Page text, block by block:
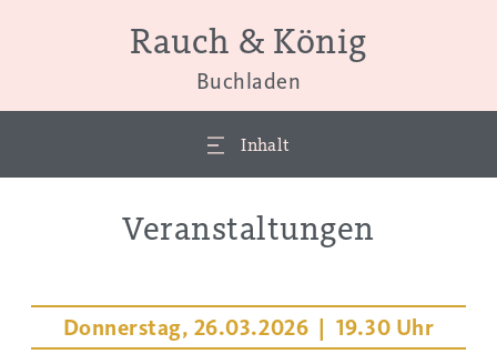
Rauch & König
Buchladen
Inhalt
Veranstaltungen
Donnerstag, 26.03.2026 | 19.30 Uhr